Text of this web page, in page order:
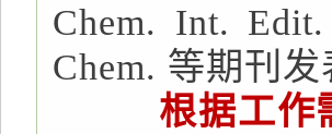
Chem. Int.
Chem. 等期刊
根据工作